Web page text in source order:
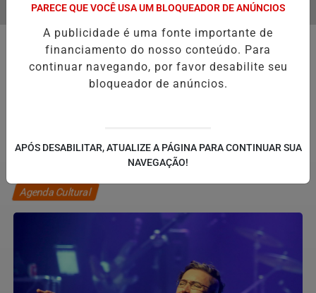
HOMENAGEIA UZIEL BUENO NO TERRAÇO MINEIRO
EM ALTA
MENU
Agenda Cultural
PARECE QUE VOCÊ USA UM BLOQUEADOR DE ANÚNCIOS
A publicidade é uma fonte importante de
financiamento do nosso conteúdo. Para
continuar navegando, por favor desabilite seu
bloqueador de anúncios.
APÓS DESABILITAR, ATUALIZE A PÁGINA PARA CONTINUAR SUA
NAVEGAÇÃO!